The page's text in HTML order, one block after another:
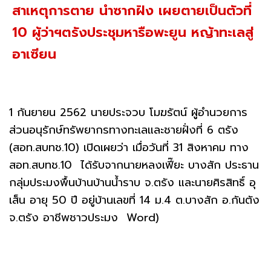
สาเหตุการตาย นำซากฝัง เผยตายเป็นตัวที่
10 ผู้ว่าฯตรังประชุมหารือพะยูน หญ้าทะเลสู่
อาเซียน
1 กันยายน 2562 นายประจวบ โมฆรัตน์ ผู้อำนวยการ
ส่วนอนุรักษ์ทรัพยากรทางทะเลและชายฝั่งที่ 6 ตรัง
(สอท.สบทช.10) เปิดเผยว่า เมื่อวันที่ 31 สิงหาคม ทาง
สอท.สบทช.10 ได้รับจากนายหลงเฟี๊ยะ บางสัก ประธาน
กลุ่มประมงพื้นบ้านบ้านน้ำราบ จ.ตรัง และนายศิรสิทธิ์ อุ
เส็น อายุ 50 ปี อยู่บ้านเลขที่ 14 ม.4 ต.บางสัก อ.กันตัง
จ.ตรัง อาชีพชาวประมง Word)